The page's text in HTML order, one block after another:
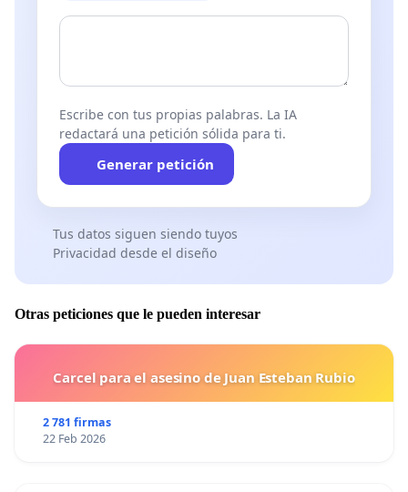
Escribe con tus propias palabras. La IA
redactará una petición sólida para ti.
Generar petición
Tus datos siguen siendo tuyos
Privacidad desde el diseño
Otras peticiones que le pueden interesar
Carcel para el asesino de Juan Esteban Rubio
2 781 firmas
22 Feb 2026